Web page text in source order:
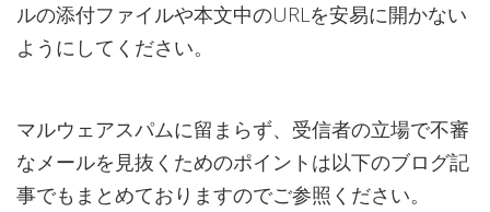
ルの添付ファイルや本文中のURLを安易に開かない
ようにしてください。
マルウェアスパムに留まらず、受信者の立場で不審
なメールを見抜くためのポイントは以下のブログ記
事でもまとめておりますのでご参照ください。